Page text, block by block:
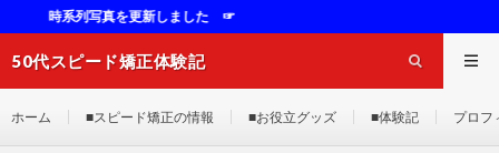
時系列写真を更新しました ☞
50代スピード矯正体験記
ホーム ■スピード矯正の情報 ■お役立グッズ ■体験記 プロフ